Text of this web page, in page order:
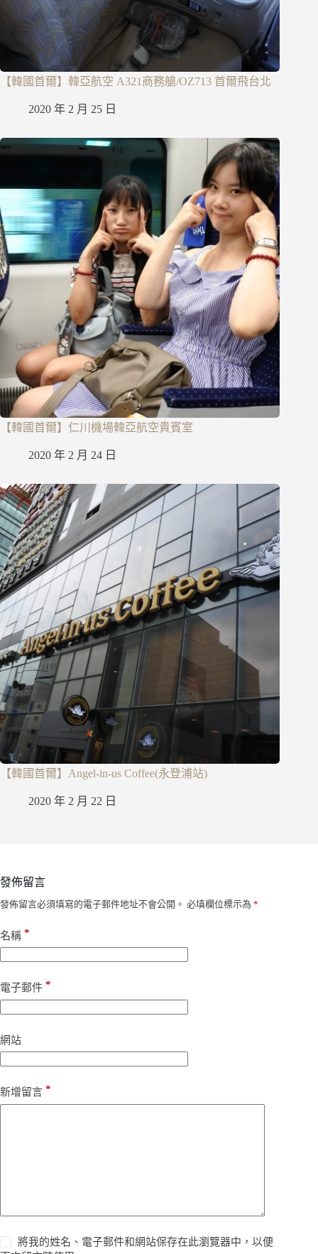
【韓國首爾】韓亞航空 A321商務艙/OZ713 首爾飛台北
2020 年 2 月 25 日
【韓國首爾】仁川機場韓亞航空貴賓室
2020 年 2 月 24 日
【韓國首爾】Angel-in-us Coffee(永登浦站)
2020 年 2 月 22 日
發佈留言
發佈留言必須填寫的電子郵件地址不會公開。 必填欄位標示為 *
名稱 *
電子郵件 *
網站
新增留言 *
將我的姓名、電子郵件和網站保存在此瀏覽器中，以便